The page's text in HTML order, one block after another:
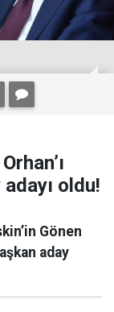
oldu!
Gönen
aday